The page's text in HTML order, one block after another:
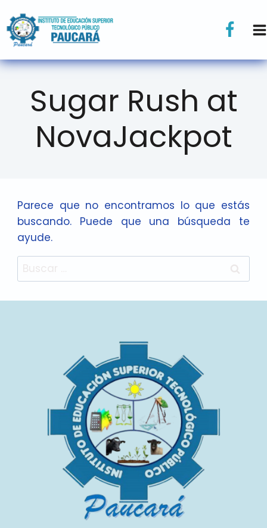
Sugar Rush at
NovaJackpot
Parece que no encontramos lo que estás
buscando. Puede que una búsqueda te
ayude.